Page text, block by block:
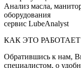
Анализ масла,
оборудования
сервис LubeAnalyst
КАК ЭТО РАБОТАЕТ
Обратившись к нам,
специалистом, о